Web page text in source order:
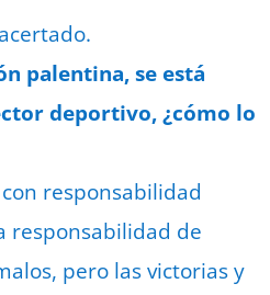
palentina, se está
deportivo, ¿cómo lo
responsabilidad
responsabilidad de
pero las victorias y